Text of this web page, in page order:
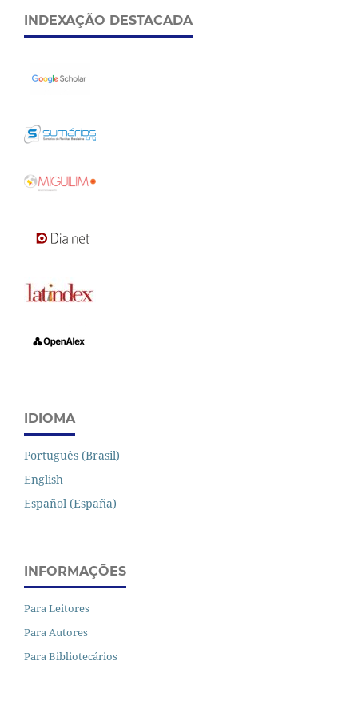
INDEXAÇÃO DESTACADA
IDIOMA
Português (Brasil)
English
Español (España)
INFORMAÇÕES
Para Leitores
Para Autores
Para Bibliotecários